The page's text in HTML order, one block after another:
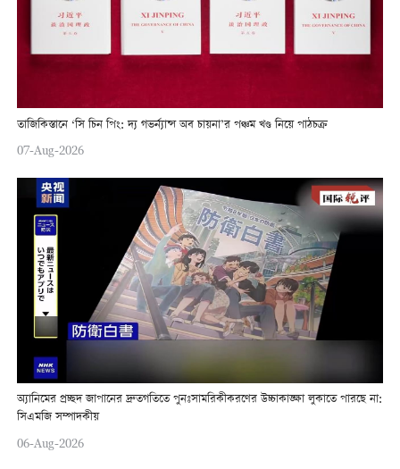
তাজিকিস্তানে ‘সি চিন পিং: দ্য গভর্ন্যান্স অব চায়না’র পঞ্চম খণ্ড নিয়ে পাঠচক্র
07-Aug-2026
অ্যানিমের প্রচ্ছদ জাপানের দ্রুতগতিতে পুনঃসামরিকীকরণের উচ্চাকাঙ্ক্ষা লুকাতে পারছে না:
সিএমজি সম্পাদকীয়
06-Aug-2026